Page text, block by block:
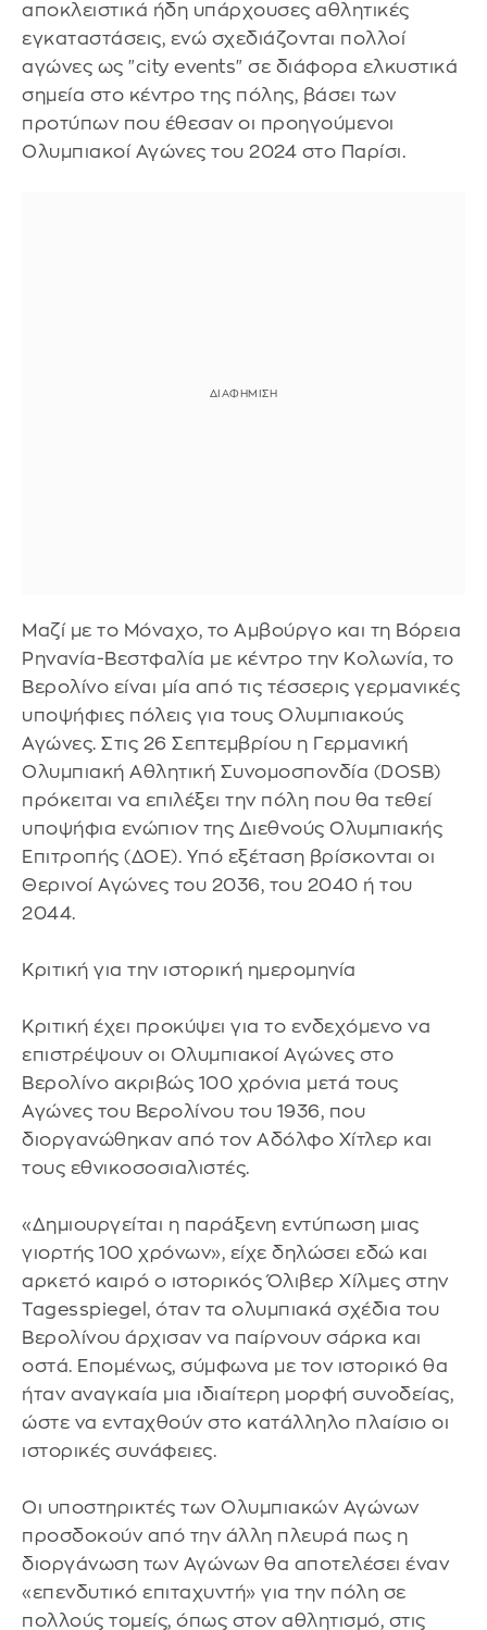
αποκλειστικά ήδη υπάρχουσες αθλητικές
εγκαταστάσεις, ενώ σχεδιάζονται πολλοί
αγώνες ως "city events" σε διάφορα ελκυστικά
σημεία στο κέντρο της πόλης, βάσει των
προτύπων που έθεσαν οι προηγούμενοι
Ολυμπιακοί Αγώνες του 2024 στο Παρίσι.
Μαζί με το Μόναχο, το Αμβούργο και τη Βόρεια
Ρηνανία-Βεστφαλία με κέντρο την Κολωνία, το
Βερολίνο είναι μία από τις τέσσερις γερμανικές
υποψήφιες πόλεις για τους Ολυμπιακούς
Αγώνες. Στις 26 Σεπτεμβρίου η Γερμανική
Ολυμπιακή Αθλητική Συνομοσπονδία (DOSB)
πρόκειται να επιλέξει την πόλη που θα τεθεί
υποψήφια ενώπιον της Διεθνούς Ολυμπιακής
Επιτροπής (ΔΟΕ). Υπό εξέταση βρίσκονται οι
Θερινοί Αγώνες του 2036, του 2040 ή του
2044.
Κριτική για την ιστορική ημερομηνία
Κριτική έχει προκύψει για το ενδεχόμενο να
επιστρέψουν οι Ολυμπιακοί Αγώνες στο
Βερολίνο ακριβώς 100 χρόνια μετά τους
Αγώνες του Βερολίνου του 1936, που
διοργανώθηκαν από τον Αδόλφο Χίτλερ και
τους εθνικοσοσιαλιστές.
«Δημιουργείται η παράξενη εντύπωση μιας
γιορτής 100 χρόνων», είχε δηλώσει εδώ και
αρκετό καιρό ο ιστορικός Όλιβερ Χίλμες στην
Tagesspiegel, όταν τα ολυμπιακά σχέδια του
Βερολίνου άρχισαν να παίρνουν σάρκα και
οστά. Επομένως, σύμφωνα με τον ιστορικό θα
ήταν αναγκαία μια ιδιαίτερη μορφή συνοδείας,
ώστε να ενταχθούν στο κατάλληλο πλαίσιο οι
ιστορικές συνάφειες.
Οι υποστηρικτές των Ολυμπιακών Αγώνων
προσδοκούν από την άλλη πλευρά πως η
διοργάνωση των Αγώνων θα αποτελέσει έναν
«επενδυτικό επιταχυντή» για την πόλη σε
πολλούς τομείς, όπως στον αθλητισμό, στις